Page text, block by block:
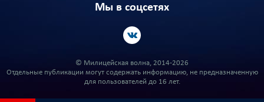
Мы в соцсетях
© Милицейская волна, 2014-2026
Отдельные публикации могут содержать информацию, не предназначенную
для пользователей до 16 лет.